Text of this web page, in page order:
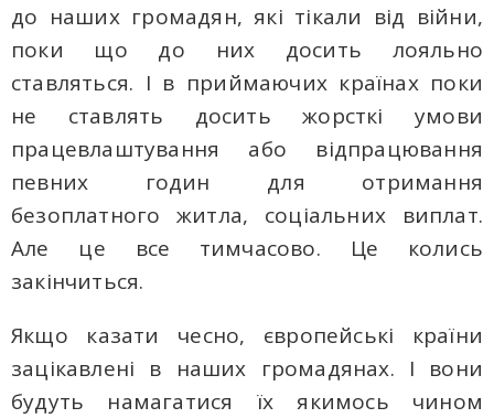
до наших громадян, які тікали від війни,
поки що до них досить лояльно
ставляться. І в приймаючих країнах поки
не ставлять досить жорсткі умови
працевлаштування або відпрацювання
певних годин для отримання
безоплатного житла, соціальних виплат.
Але це все тимчасово. Це колись
закінчиться.
Якщо казати чесно, європейські країни
зацікавлені в наших громадянах. І вони
будуть намагатися їх якимось чином